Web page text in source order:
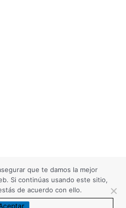
que te damos la mejor
Si continúas usando este sitio,
de acuerdo con ello.